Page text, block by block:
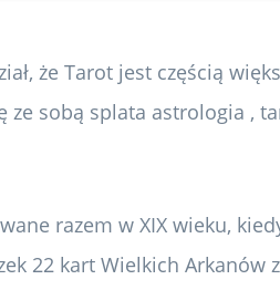
że Tarot jest częścią
sobą splata astrologia ,
razem w XIX wieku,
22 kart Wielkich Arkanów